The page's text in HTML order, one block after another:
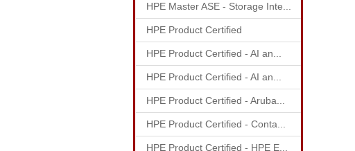
HPE Master ASE - Storage Inte...
HPE Product Certified
HPE Product Certified - AI an...
HPE Product Certified - AI an...
HPE Product Certified - Aruba...
HPE Product Certified - Conta...
HPE Product Certified - HPE E...